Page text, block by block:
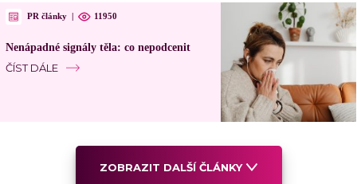
PR články 11950
Nenápadné signály těla: co nepodcenit
ČÍST DÁLE
ZOBRAZIT DALŠÍ ČLÁNKY